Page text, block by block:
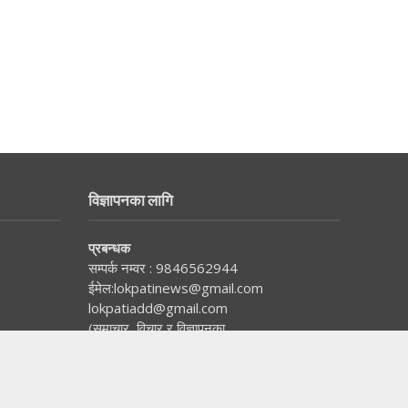
विज्ञापनका लागि
प्रबन्धक
सम्पर्क नम्वर : 9846562944
ईमेल:lokpatinews@gmail.com
lokpatiadd@gmail.com
(समाचार, विचार र विज्ञापनका